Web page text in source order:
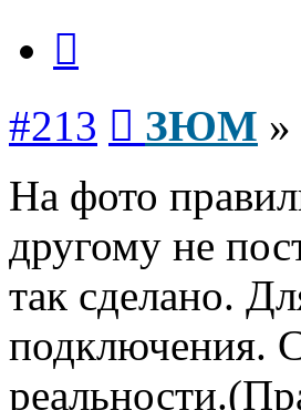
#213 ЗЮМ »
На фото
другому не
так сделано.
подключения.